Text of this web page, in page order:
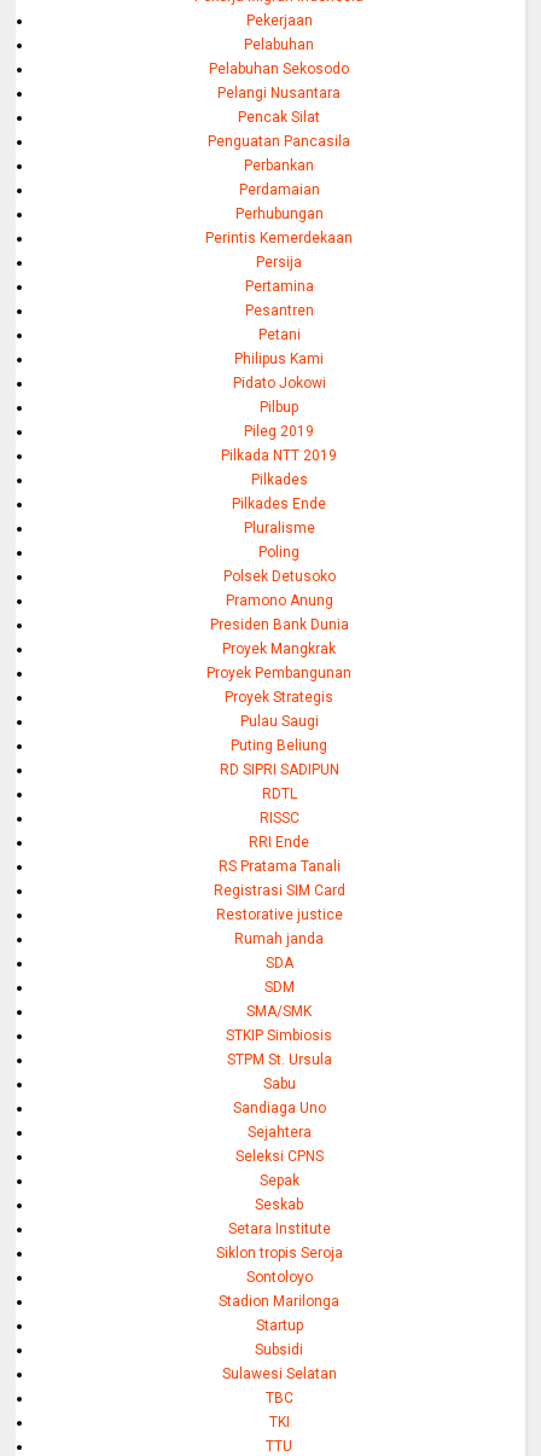
Pekerjaan
Pelabuhan
Pelabuhan Sekosodo
Pelangi Nusantara
Pencak Silat
Penguatan Pancasila
Perbankan
Perdamaian
Perhubungan
Perintis Kemerdekaan
Persija
Pertamina
Pesantren
Petani
Philipus Kami
Pidato Jokowi
Pilbup
Pileg 2019
Pilkada NTT 2019
Pilkades
Pilkades Ende
Pluralisme
Poling
Polsek Detusoko
Pramono Anung
Presiden Bank Dunia
Proyek Mangkrak
Proyek Pembangunan
Proyek Strategis
Pulau Saugi
Puting Beliung
RD SIPRI SADIPUN
RDTL
RISSC
RRI Ende
RS Pratama Tanali
Registrasi SIM Card
Restorative justice
Rumah janda
SDA
SDM
SMA/SMK
STKIP Simbiosis
STPM St. Ursula
Sabu
Sandiaga Uno
Sejahtera
Seleksi CPNS
Sepak
Seskab
Setara Institute
Siklon tropis Seroja
Sontoloyo
Stadion Marilonga
Startup
Subsidi
Sulawesi Selatan
TBC
TKI
TTU